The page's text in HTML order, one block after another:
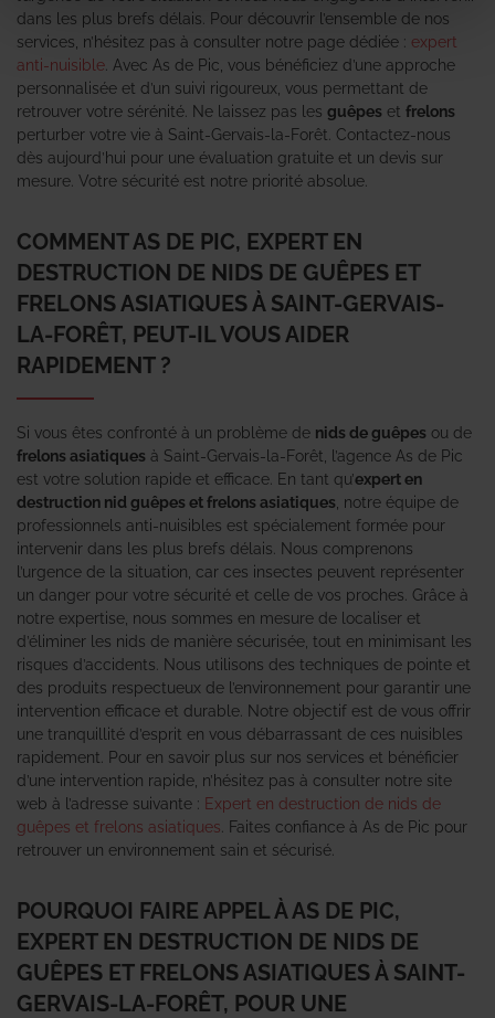
dans les plus brefs délais. Pour découvrir l’ensemble de nos
services, n’hésitez pas à consulter notre page dédiée : expert
anti-nuisible . Avec As de Pic, vous bénéficiez d’une approche
personnalisée et d’un suivi rigoureux, vous permettant de
retrouver votre sérénité. Ne laissez pas les guêpes et frelons
perturber votre vie à Saint-Gervais-la-Forêt. Contactez-nous
dès aujourd’hui pour une évaluation gratuite et un devis sur
mesure. Votre sécurité est notre priorité absolue.
COMMENT AS DE PIC, EXPERT EN
DESTRUCTION DE NIDS DE GUÊPES ET
FRELONS ASIATIQUES À SAINT-GERVAIS-
LA-FORÊT, PEUT-IL VOUS AIDER
RAPIDEMENT ?
Si vous êtes confronté à un problème de nids de guêpes ou de
frelons asiatiques à Saint-Gervais-la-Forêt, l’agence As de Pic
est votre solution rapide et efficace. En tant qu’expert en
destruction nid guêpes et frelons asiatiques , notre équipe de
professionnels anti-nuisibles est spécialement formée pour
intervenir dans les plus brefs délais. Nous comprenons
l’urgence de la situation, car ces insectes peuvent représenter
un danger pour votre sécurité et celle de vos proches. Grâce à
notre expertise, nous sommes en mesure de localiser et
d’éliminer les nids de manière sécurisée, tout en minimisant les
risques d’accidents. Nous utilisons des techniques de pointe et
des produits respectueux de l’environnement pour garantir une
intervention efficace et durable. Notre objectif est de vous offrir
une tranquillité d’esprit en vous débarrassant de ces nuisibles
rapidement. Pour en savoir plus sur nos services et bénéficier
d’une intervention rapide, n’hésitez pas à consulter notre site
web à l’adresse suivante : Expert en destruction de nids de
guêpes et frelons asiatiques . Faites confiance à As de Pic pour
retrouver un environnement sain et sécurisé.
POURQUOI FAIRE APPEL À AS DE PIC,
EXPERT EN DESTRUCTION DE NIDS DE
GUÊPES ET FRELONS ASIATIQUES À SAINT-
GERVAIS-LA-FORÊT, POUR UNE